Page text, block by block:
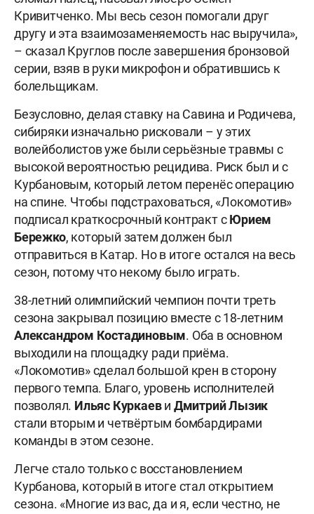
Кривитченко. Мы весь сезон помогали друг
другу и эта взаимозаменяемость нас выручила»,
– сказал Круглов после завершения бронзовой
серии, взяв в руки микрофон и обратившись к
болельщикам.
Безусловно, делая ставку на Савина и Родичева,
сибиряки изначально рисковали – у этих
волейболистов уже были серьёзные травмы с
высокой вероятностью рецидива. Риск был и с
Курбановым, который летом перенёс операцию
на спине. Чтобы подстраховаться, «Локомотив»
подписал краткосрочный контракт сЮрием
Бережко, который затем должен был
отправиться в Катар. Но в итоге остался на весь
сезон, потому что некому было играть.
38-летний олимпийский чемпион почти треть
сезона закрывал позицию вместе с 18-летним
Александром Костадиновым. Оба в основном
выходили на площадку ради приёма.
«Локомотив» сделал большой крен в сторону
первого темпа. Благо, уровень исполнителей
позволял. Ильяс Куркаеви Дмитрий Лызик
стали вторым и четвёртым бомбардирами
команды в этом сезоне.
Легче стало только с восстановлением
Курбанова, который в итоге стал открытием
сезона. «Многие из вас, да и я, если честно, не